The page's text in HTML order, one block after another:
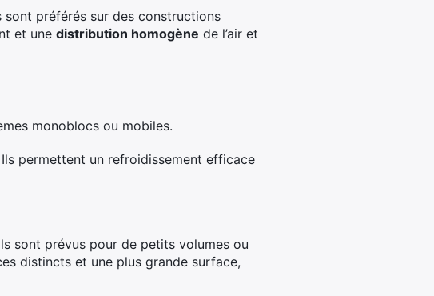
préférés sur des constructions
et une distribution homogène de l’air et
monoblocs ou mobiles.
permettent un refroidissement efficace
sont prévus pour de petits volumes ou
distincts et une plus grande surface,